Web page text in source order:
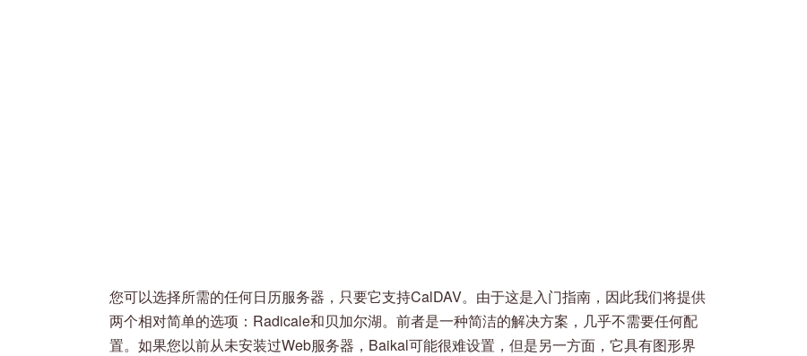
您可以选择所需的任何日历服务器，只要它支持CalDAV。由于这是入门指南，因此我们将提供
两个相对简单的选项：Radicale和贝加尔湖。前者是一种简洁的解决方案，几乎不需要任何配
置。如果您以前从未安装过Web服务器，Baikal可能很难设置，但是另一方面，它具有图形界